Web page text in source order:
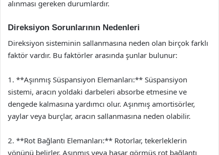
alınması gereken durumlardır.
Direksiyon Sorunlarının Nedenleri
Direksiyon sisteminin sallanmasına neden olan birçok farklı
faktör vardır. Bu faktörler arasında şunlar bulunur:
1. **Aşınmış Süspansiyon Elemanları:** Süspansiyon
sistemi, aracın yoldaki darbeleri absorbe etmesine ve
dengede kalmasına yardımcı olur. Aşınmış amortisörler,
yaylar veya burçlar, aracın sallanmasına neden olabilir.
2. **Rot Bağlantı Elemanları:** Rotorlar, tekerleklerin
yönünü belirler. Aşınmış veya hasar görmüş rot bağlantı